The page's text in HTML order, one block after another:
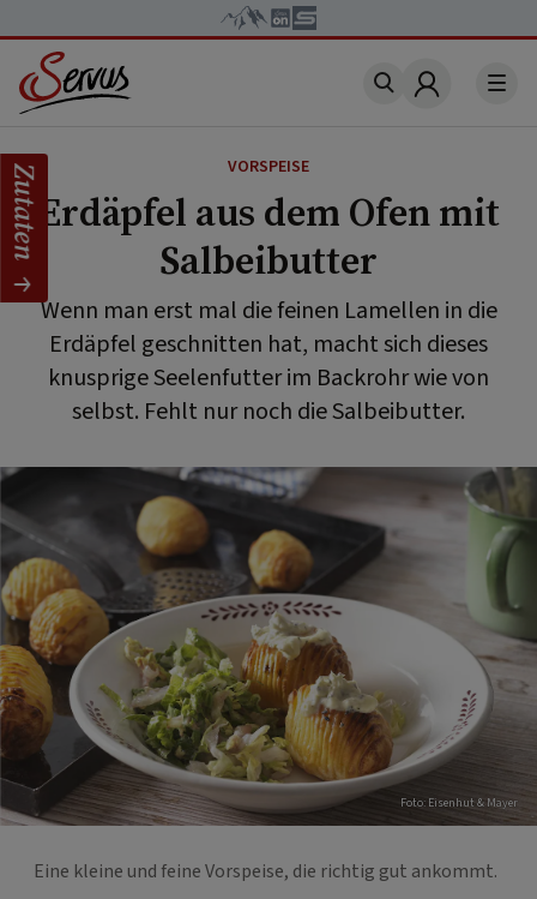
Account
VORSPEISE
Erdäpfel aus dem Ofen mit
Salbeibutter
Wenn man erst mal die feinen Lamellen in die
Erdäpfel geschnitten hat, macht sich dieses
knusprige Seelenfutter im Backrohr wie von
selbst. Fehlt nur noch die Salbeibutter.
Foto: Eisenhut & Mayer
Eine kleine und feine Vorspeise, die richtig gut ankommt.
Zutaten